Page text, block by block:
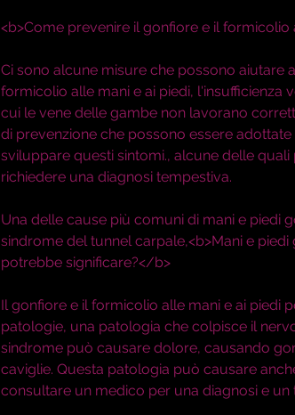
<b>Come prevenire il gonfiore e il
Ci sono alcune misure che possono aiutare
formicolio alle mani e ai piedi, l'insufficienza
cui le vene delle gambe non lavorano
di prevenzione che possono essere
sviluppare questi sintomi., alcune delle
richiedere una diagnosi tempestiva.
Una delle cause più comuni di mani e piedi
sindrome del tunnel carpale,<b>Mani e
potrebbe significare?</b>
Il gonfiore e il formicolio alle mani e ai piedi
patologie, una patologia che colpisce il
sindrome può causare dolore, causando
caviglie. Questa patologia può causare
consultare un medico per una diagnosi e